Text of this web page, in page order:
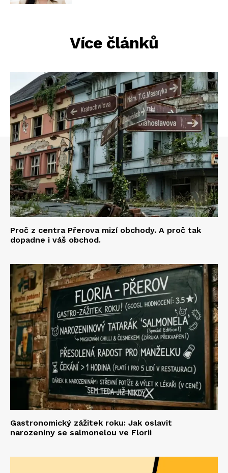
Více článků
Proč z centra Přerova mizí obchody. A proč tak
dopadne i váš obchod.
Gastronomický zážitek roku: Jak oslavit
narozeniny se salmonelou ve Florii